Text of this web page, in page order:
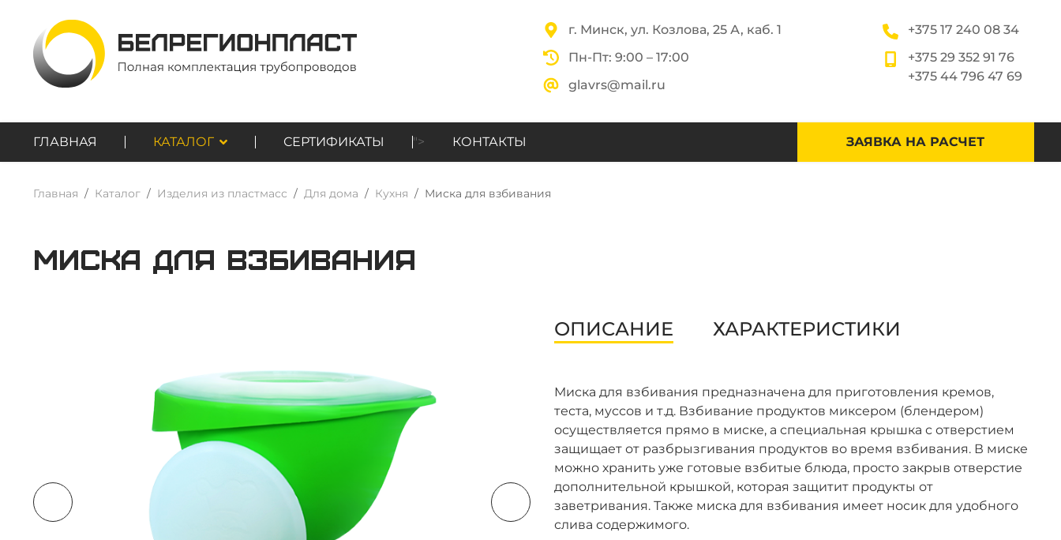
г. Минск, ул. Козлова, 25 А, каб. 1
Пн-Пт: 9:00 – 17:00
glavrs@mail.ru
+375 17 240 08 34
+375 29 352 91 76
+375 44 796 47 69
ГЛАВНАЯ КАТАЛОГ СЕРТИФИКАТЫ "> КОНТАКТЫ ЗАЯВКА НА РАСЧЕТ
Главная Каталог Изделия из пластмасс Для дома Кухня Миска для взбивания
Миска для взбивания
ОПИСАНИЕ ХАРАКТЕРИСТИКИ
Миска для взбивания предназначена для приготовления кремов,
теста, муссов и т.д. Взбивание продуктов миксером (блендером)
осуществляется прямо в миске, а специальная крышка с отверстием
защищает от разбрызгивания продуктов во время взбивания. В миске
можно хранить уже готовые взбитые блюда, просто закрыв отверстие
дополнительной крышкой, которая защитит продукты от
заветривания. Также миска для взбивания имеет носик для удобного
слива содержимого.